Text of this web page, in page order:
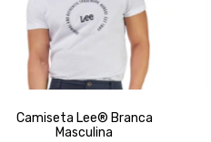
Camiseta Lee® Branca
Masculina